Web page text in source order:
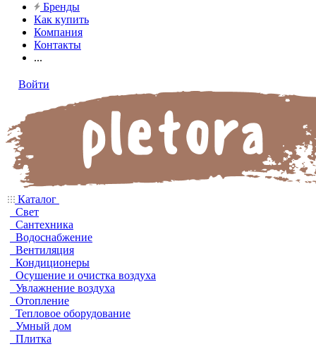
Бренды
Как купить
Компания
Контакты
...
Войти
Каталог
Свет
Сантехника
Водоснабжение
Вентиляция
Кондиционеры
Осушение и очистка воздуха
Увлажнение воздуха
Отопление
Тепловое оборудование
Умный дом
Плитка